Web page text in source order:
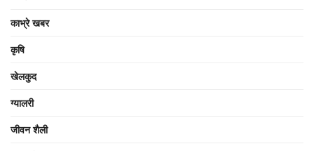
काभ्रे खबर
कृषि
खेलकुद
ग्यालरी
जीवन शैली